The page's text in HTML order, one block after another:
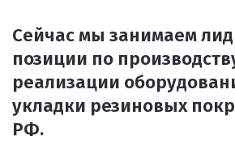
Сейчас мы занимаем
позиции по
реализации
укладки резиновых
РФ.